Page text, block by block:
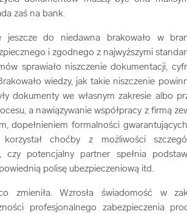
zaś na bank.
do niedawna brakowało w
i zgodnego z najwyższymi
sprawiało niszczenie dokumentacji,
wiedzy, jak takie niszczenie
dokumenty we własnym zakresie albo
a nawiązywanie współpracy z firmą
dopełnieniem formalności
choćby z możliwości
czy potencjalny partner spełnia
polisę ubezpieczeniową itd.
zmieniła. Wzrosła świadomość w
profesjonalnego zabezpieczenia